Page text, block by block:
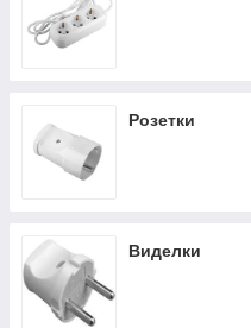
Розетки
Виделки